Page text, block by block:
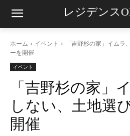
レジデンス
ホーム イベント
「吉野杉の家」イムラ
ーを開催
イベント
「吉野杉の家」
しない、土地選
開催